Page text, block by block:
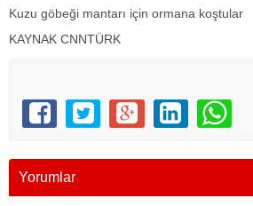
Kuzu göbeği mantarı için ormana koştular
KAYNAK CNNTÜRK
Yorumlar